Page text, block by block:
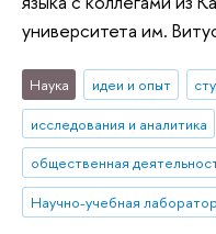
университета им.
Наука идеи и опыт
исследования и аналитика
общественная